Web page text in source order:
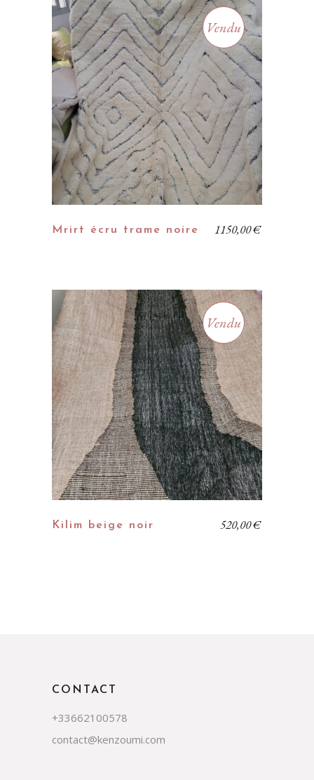
Vendu
Mrirt écru trame noire 1150,00€
Vendu
Kilim beige noir 520,00€
CONTACT
+33662100578
contact@kenzoumi.com